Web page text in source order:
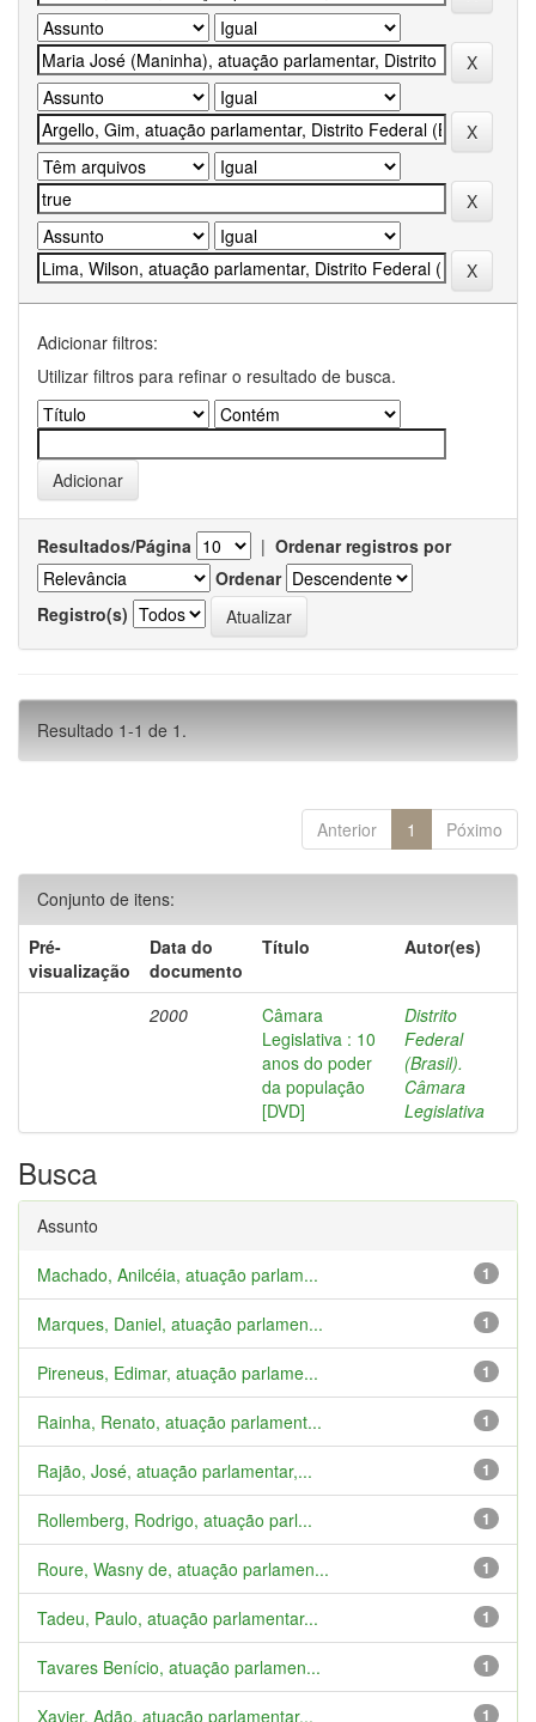
Adicionar filtros:
Utilizar filtros para refinar o resultado de busca.
Resultados/Página | Ordenar registros por
Ordenar
Registro(s)
Resultado 1-1 de 1.
Anterior 1 Póximo
Conjunto de itens:
Pré-
visualização
Data do
documento
Título Autor(es)
2000
Câmara
Legislativa : 10
anos do poder
da população
[DVD]
Distrito
Federal
(Brasil).
Câmara
Legislativa
Busca
Assunto
1
Machado, Anilcéia, atuação parlam...
1
Marques, Daniel, atuação parlamen...
1
Pireneus, Edimar, atuação parlame...
1
Rainha, Renato, atuação parlament...
1
Rajão, José, atuação parlamentar,...
1
Rollemberg, Rodrigo, atuação parl...
1
Roure, Wasny de, atuação parlamen...
1
Tadeu, Paulo, atuação parlamentar...
1
Tavares Benício, atuação parlamen...
1
Xavier, Adão, atuação parlamentar...